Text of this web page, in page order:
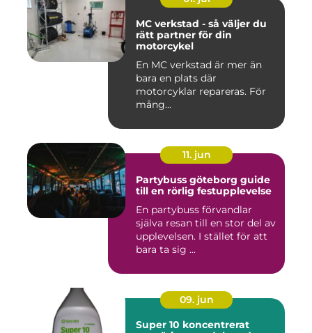
MC verkstad - så väljer du
rätt partner för din
motorcykel
En MC verkstad är mer än
bara en plats där
motorcyklar repareras. För
mång...
11. jun
Partybuss göteborg guide
till en rörlig festupplevelse
En partybuss förvandlar
själva resan till en stor del av
upplevelsen. I stället för att
bara ta sig ...
09. jun
Super 10 koncentrerat